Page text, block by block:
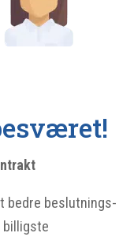
bedre beslutnings-
billigste